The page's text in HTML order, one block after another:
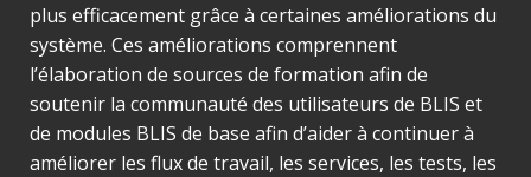
plus efficacement grâce à certaines améliorations du
système. Ces améliorations comprennent
l’élaboration de sources de formation afin de
soutenir la communauté des utilisateurs de BLIS et
de modules BLIS de base afin d’aider à continuer à
améliorer les flux de travail, les services, les tests, les